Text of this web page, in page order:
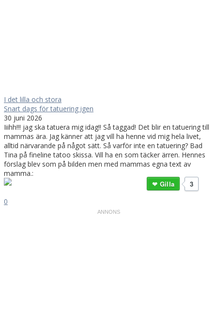
I det lilla och stora
Snart dags för tatuering igen
30 juni 2026
Iiihh!!! jag ska tatuera mig idag!! Så taggad! Det blir en tatuering till
mammas ära. Jag känner att jag vill ha henne vid mig hela livet,
alltid närvarande på något sätt. Så varför inte en tatuering? Bad
Tina på fineline tatoo skissa. Vill ha en som täcker ärren. Hennes
förslag blev som på bilden men med mammas egna text av
mamma.:
3
Gilla
0